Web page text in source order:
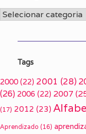
Categorias
Tags
2000 (22) 2001 (28)
(26) 2006 (22) 2007
(17) 2012 (23)
Aprendizado (16)